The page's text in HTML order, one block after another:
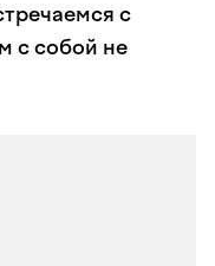
с
с собой не